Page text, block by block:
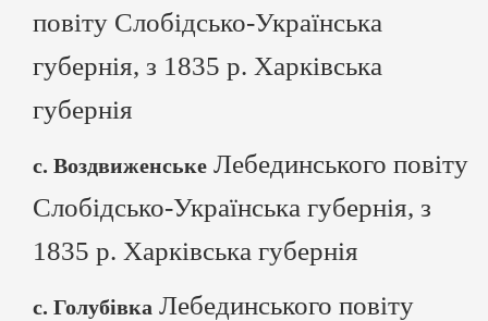
повіту Слобідсько-Українська
губернія, з 1835 р. Харківська
губернія
с. Воздвиженське Лебединського повіту
Слобідсько-Українська губернія, з
1835 р. Харківська губернія
с. Голубівка Лебединського повіту